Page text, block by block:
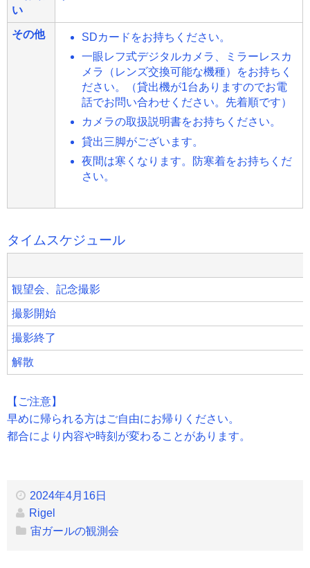
い
その他
SDカードをお持ちください。
一眼レフ式デジタルカメラ、ミラーレスカ
メラ（レンズ交換可能な機種）をお持ちく
ださい。（貸出機が1台ありますのでお電
話でお問い合わせください。先着順です）
カメラの取扱説明書をお持ちください。
貸出三脚がございます。
夜間は寒くなります。防寒着をお持ちくだ
さい。
タイムスケジュール
観望会、記念撮影
撮影開始
撮影終了
解散
【ご注意】
早めに帰られる方はご自由にお帰りください。
都合により内容や時刻が変わることがあります。
2024年4月16日
Rigel
宙ガールの観測会